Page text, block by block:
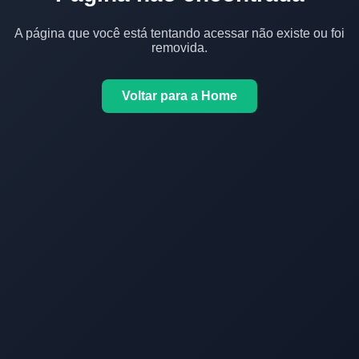
A página que você está tentando acessar não existe ou foi
removida.
Voltar para a Home